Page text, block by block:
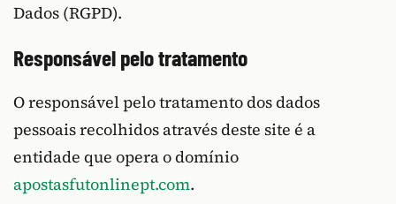
Dados (RGPD).
Responsável pelo tratamento
O responsável pelo tratamento dos dados
pessoais recolhidos através deste site é a
entidade que opera o domínio
apostasfutonlinept.com.